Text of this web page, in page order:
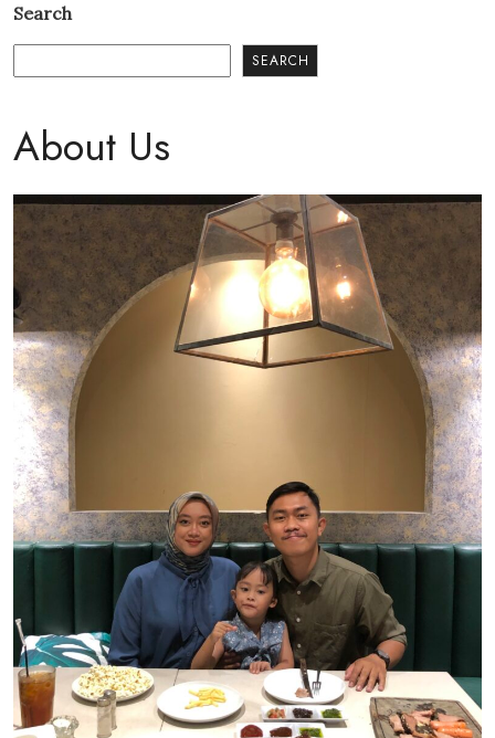
Search
SEARCH
About Us